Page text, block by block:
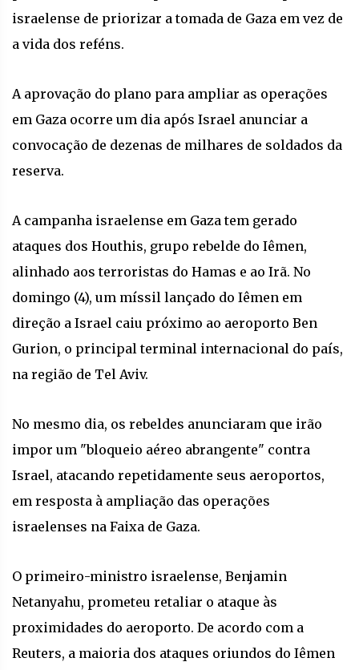
israelense de priorizar a tomada de Gaza em vez de
a vida dos reféns.
A aprovação do plano para ampliar as operações
em Gaza ocorre um dia após Israel anunciar a
convocação de dezenas de milhares de soldados da
reserva.
A campanha israelense em Gaza tem gerado
ataques dos Houthis, grupo rebelde do Iêmen,
alinhado aos terroristas do Hamas e ao Irã. No
domingo (4), um míssil lançado do Iêmen em
direção a Israel caiu próximo ao aeroporto Ben
Gurion, o principal terminal internacional do país,
na região de Tel Aviv.
No mesmo dia, os rebeldes anunciaram que irão
impor um "bloqueio aéreo abrangente" contra
Israel, atacando repetidamente seus aeroportos,
em resposta à ampliação das operações
israelenses na Faixa de Gaza.
O primeiro-ministro israelense, Benjamin
Netanyahu, prometeu retaliar o ataque às
proximidades do aeroporto. De acordo com a
Reuters, a maioria dos ataques oriundos do Iêmen